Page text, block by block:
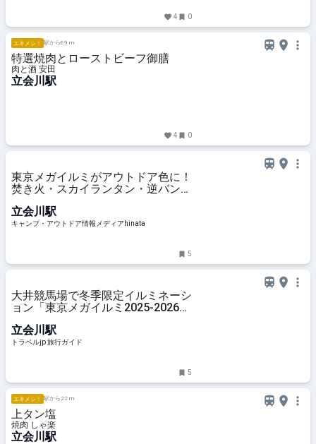
4 0
エキメシ！ 駅から69 m
特選焼肉とローストビーフ御膳
肉と酒 安田
立会川駅
4 0
東京メガイルミがアウトドア色に！
焚き火・スカイランタン・逆バンジ
プ・アウトドア情報メディアhinata
立会川駅
キャンプ・アウトドア情報メディアhinata
5
大井競馬場で冬季限定イルミネーシ
ョン「東京メガイルミ2025-2026」
ド
立会川駅
トラベルjp 旅行ガイド
5
エキメシ！ 駅から22 m
上タン塩
焼肉 しゃ楽
立会川駅